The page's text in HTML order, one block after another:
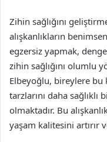
Zihin sağlığını
alışkanlıkların
egzersiz yapmak,
zihin sağlığını olumlu
Elbeyoğlu, bireylere
tarzlarını daha sağlıklı
olmaktadır. Bu
yaşam kalitesini artırır